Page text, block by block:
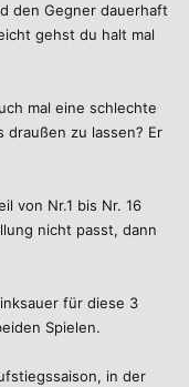
den Gegner dauerhaft
gehst du halt mal
mal eine schlechte
draußen zu lassen? Er
von Nr.1 bis Nr. 16
nicht passt, dann
für diese 3
Spielen.
in der